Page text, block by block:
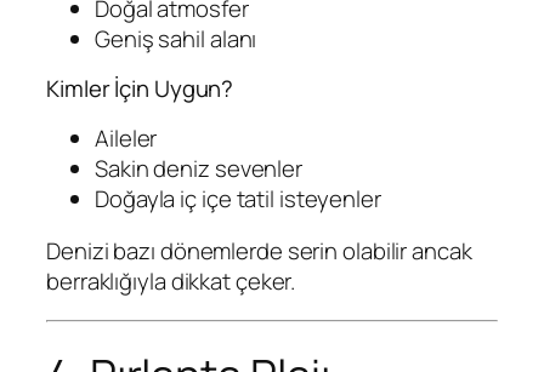
Doğal atmosfer
Geniş sahil alanı
Kimler İçin Uygun?
Aileler
Sakin deniz sevenler
Doğayla iç içe tatil isteyenler
Denizi bazı dönemlerde serin olabilir ancak
berraklığıyla dikkat çeker.